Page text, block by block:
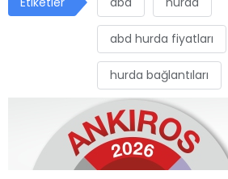
abd hurda fiyatları
hurda bağlantıları